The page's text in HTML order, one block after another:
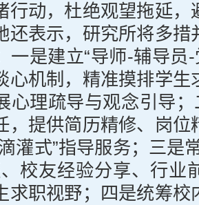
行动，杜绝观望拖延，
还表示，研究所将多措
一是建立“导师-辅导员
心机制，精准摸排学生
心理疏导与观念引导；
，提供简历精修、岗位
灌式”指导服务；三是
校友经验分享、行业
求职视野；四是统筹校